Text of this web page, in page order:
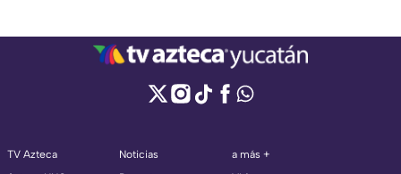
TV Azteca
Noticias
a más +